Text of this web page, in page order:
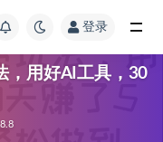
登录
，用好AI工具，30
8.8